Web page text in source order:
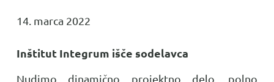
14. marca 2022
Inštitut Integrum išče sodelavca
Nudimo dinamično projektno delo, polno